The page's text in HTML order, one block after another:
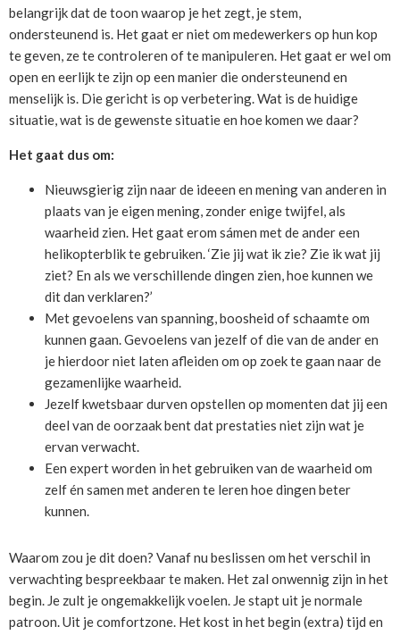
belangrijk dat de toon waarop je het zegt, je stem,
ondersteunend is. Het gaat er niet om medewerkers op hun kop
te geven, ze te controleren of te manipuleren. Het gaat er wel om
open en eerlijk te zijn op een manier die ondersteunend en
menselijk is. Die gericht is op verbetering. Wat is de huidige
situatie, wat is de gewenste situatie en hoe komen we daar?
Het gaat dus om:
Nieuwsgierig zijn naar de ideeen en mening van anderen in
plaats van je eigen mening, zonder enige twijfel, als
waarheid zien. Het gaat erom sámen met de ander een
helikopterblik te gebruiken. ‘Zie jij wat ik zie? Zie ik wat jij
ziet? En als we verschillende dingen zien, hoe kunnen we
dit dan verklaren?’
Met gevoelens van spanning, boosheid of schaamte om
kunnen gaan. Gevoelens van jezelf of die van de ander en
je hierdoor niet laten afleiden om op zoek te gaan naar de
gezamenlijke waarheid.
Jezelf kwetsbaar durven opstellen op momenten dat jij een
deel van de oorzaak bent dat prestaties niet zijn wat je
ervan verwacht.
Een expert worden in het gebruiken van de waarheid om
zelf én samen met anderen te leren hoe dingen beter
kunnen.
Waarom zou je dit doen? Vanaf nu beslissen om het verschil in
verwachting bespreekbaar te maken. Het zal onwennig zijn in het
begin. Je zult je ongemakkelijk voelen. Je stapt uit je normale
patroon. Uit je comfortzone. Het kost in het begin (extra) tijd en